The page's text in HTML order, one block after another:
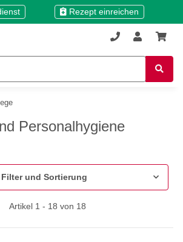
Rezept einreichen
Personalhygiene
Filter und Sortierung
Artikel 1 - 18 von 18